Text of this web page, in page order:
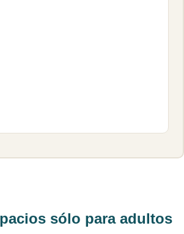
sólo para adultos